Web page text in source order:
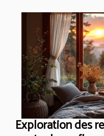
Exploration des